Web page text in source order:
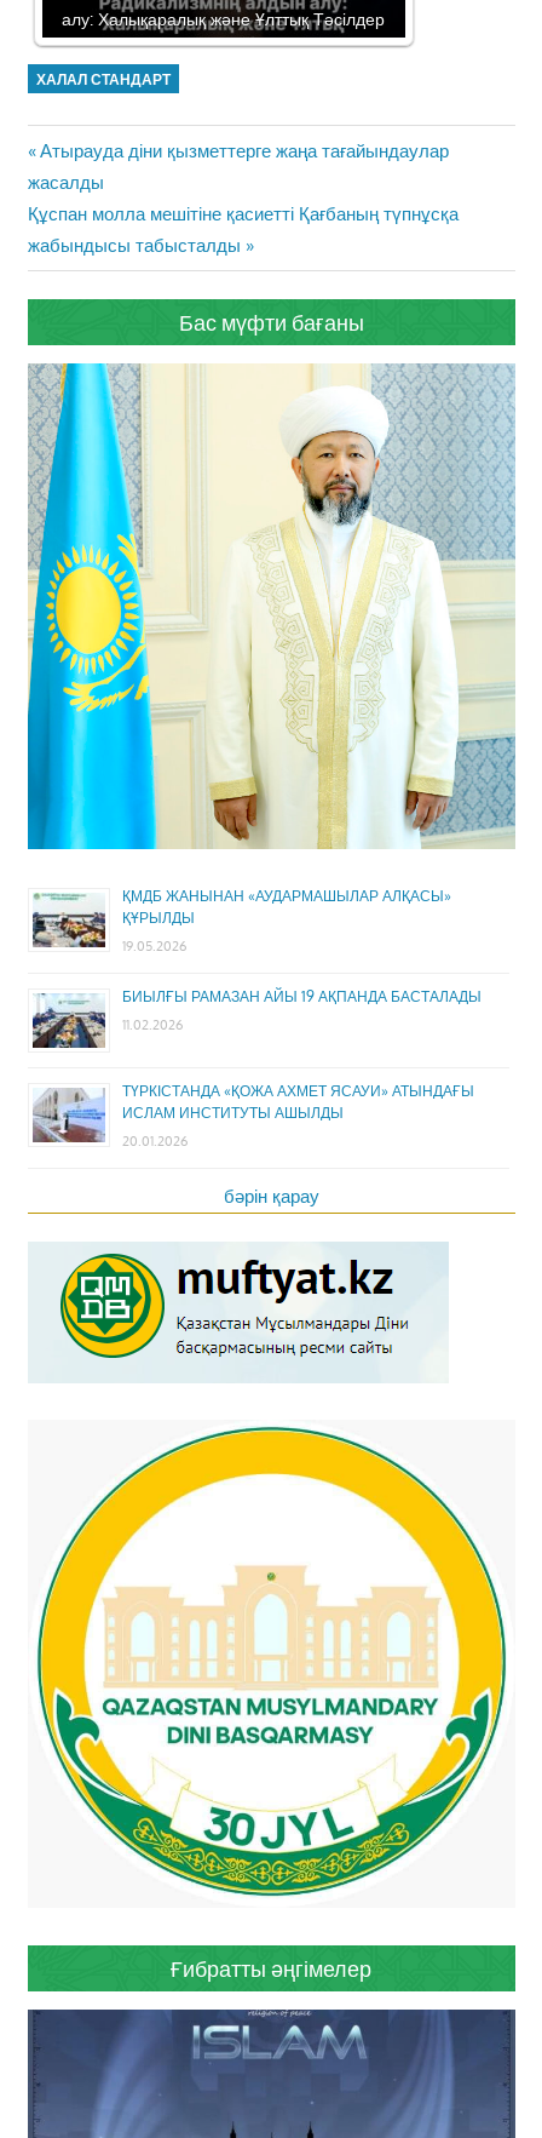
алу: Халықаралық және Ұлттық Тәсілдер
ХАЛАЛ СТАНДАРТ
Жазба
навигациясы
Previous
Post:
Атырауда діни қызметтерге жаңа тағайындаулар
жасалды
Next
Post:
Құспан молла мешітіне қасиетті Қағбаның түпнұсқа
жабындысы табысталды
Бас мүфти бағаны
ҚМДБ ЖАНЫНАН «АУДАРМАШЫЛАР АЛҚАСЫ»
ҚҰРЫЛДЫ
19.05.2026
БИЫЛҒЫ РАМАЗАН АЙЫ 19 АҚПАНДА БАСТАЛАДЫ
11.02.2026
ТҮРКІСТАНДА «ҚОЖА АХМЕТ ЯСАУИ» АТЫНДАҒЫ
ИСЛАМ ИНСТИТУТЫ АШЫЛДЫ
20.01.2026
бәрін қарау
Ғибратты әңгімелер